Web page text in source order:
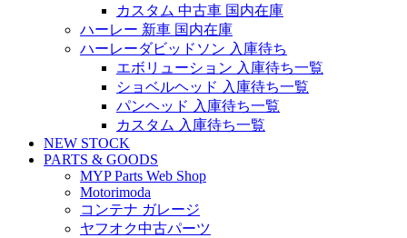
カスタム 中古車 国内在庫
ハーレー 新車 国内在庫
ハーレーダビッドソン 入庫待ち
エボリューション 入庫待ち一覧
ショベルヘッド 入庫待ち一覧
パンヘッド 入庫待ち一覧
カスタム 入庫待ち一覧
NEW STOCK
PARTS & GOODS
MYP Parts Web Shop
Motorimoda
コンテナ ガレージ
ヤフオク中古パーツ